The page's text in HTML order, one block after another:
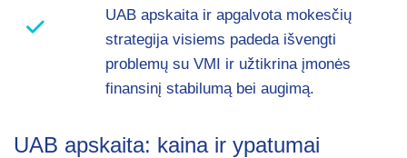
UAB apskaita ir apgalvota mokesčių
strategija visiems padeda išvengti
problemų su VMI ir užtikrina įmonės
finansinį stabilumą bei augimą.
UAB apskaita: kaina ir ypatumai